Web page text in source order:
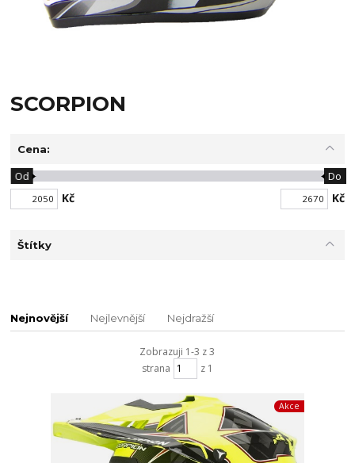
SCORPION
Cena:
Kč
Od Do
Kč
Štítky
Nejnovější Nejlevnější Nejdražší
Zobrazuji 1-3 z 3
strana
z 1
Akce